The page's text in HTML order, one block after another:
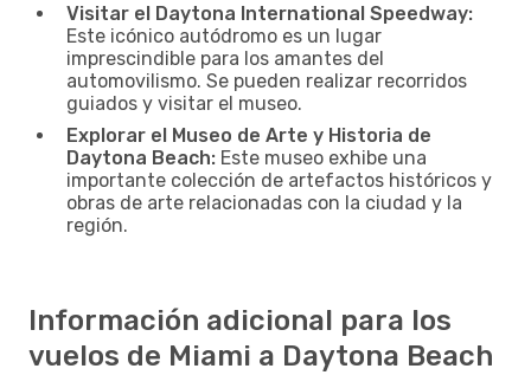
Visitar el Daytona International Speedway:
Este icónico autódromo es un lugar
imprescindible para los amantes del
automovilismo. Se pueden realizar recorridos
guiados y visitar el museo.
Explorar el Museo de Arte y Historia de
Daytona Beach: Este museo exhibe una
importante colección de artefactos históricos y
obras de arte relacionadas con la ciudad y la
región.
Información adicional para los
vuelos de Miami a Daytona Beach